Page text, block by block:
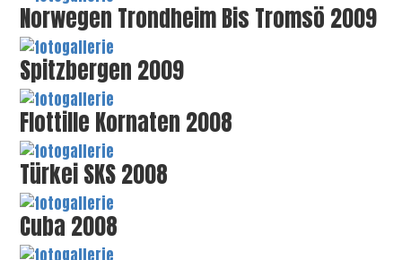
Norwegen Trondheim Bis Tromsö 2009
Spitzbergen 2009
Flottille Kornaten 2008
Türkei SKS 2008
Cuba 2008